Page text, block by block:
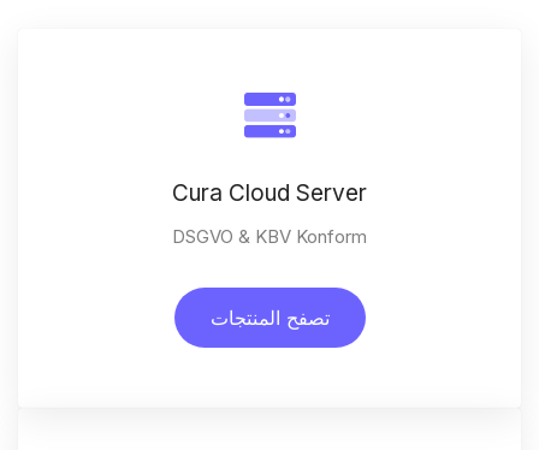
Cura Cloud Server
DSGVO & KBV Konform
تصفح المنتجات